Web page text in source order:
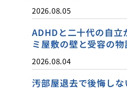
2026.08.05
ADHDと二十代の自立
ミ屋敷の壁と受容の物
2026.08.04
汚部屋退去で後悔し